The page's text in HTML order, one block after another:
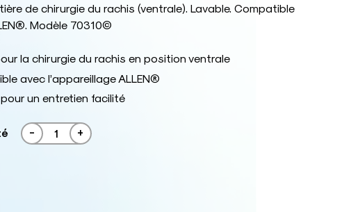
de chirurgie du rachis (ventrale). Lavable. Compatible
Modèle 70310©
la chirurgie du rachis en position ventrale
avec l’appareillage ALLEN®
pour un entretien facilité
- +